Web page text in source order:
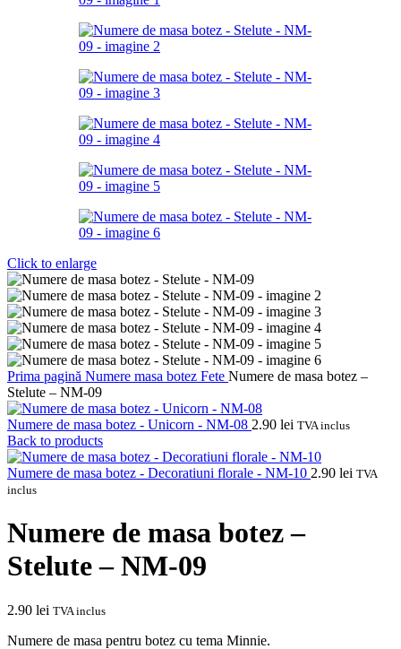
Click to enlarge
Prima pagină Numere masa botez Fete Numere de masa botez –
Stelute – NM-09
Numere de masa botez - Unicorn - NM-08 2.90 lei TVA inclus
Back to products
Numere de masa botez - Decoratiuni florale - NM-10 2.90 lei TVA
inclus
Numere de masa botez –
Stelute – NM-09
2.90 lei TVA inclus
Numere de masa pentru botez cu tema Minnie.